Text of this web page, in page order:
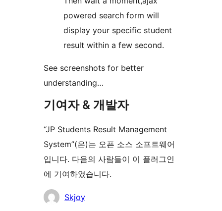
powered search form will
display your specific student
result within a few second.
See screenshots for better
understanding…
기여자 & 개발자
“JP Students Result Management
System”(은)는 오픈 소스 소프트웨어
입니다. 다음의 사람들이 이 플러그인
에 기여하였습니다.
기
Skjoy